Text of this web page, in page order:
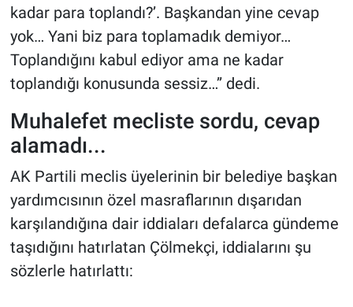
kadar para toplandı?’. Başkandan yine cevap
yok… Yani biz para toplamadık demiyor…
Toplandığını kabul ediyor ama ne kadar
toplandığı konusunda sessiz…’’ dedi.
Muhalefet mecliste sordu, cevap
alamadı...
AK Partili meclis üyelerinin bir belediye başkan
yardımcısının özel masraflarının dışarıdan
karşılandığına dair iddiaları defalarca gündeme
taşıdığını hatırlatan Çölmekçi, iddialarını şu
sözlerle hatırlattı: